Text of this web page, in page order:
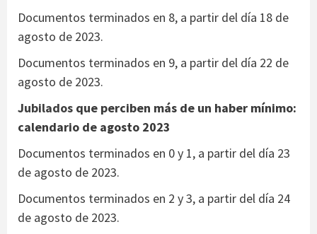
Documentos terminados en 8, a partir del día 18 de
agosto de 2023.
Documentos terminados en 9, a partir del día 22 de
agosto de 2023.
Jubilados que perciben más de un haber mínimo:
calendario de agosto 2023
Documentos terminados en 0 y 1, a partir del día 23
de agosto de 2023.
Documentos terminados en 2 y 3, a partir del día 24
de agosto de 2023.